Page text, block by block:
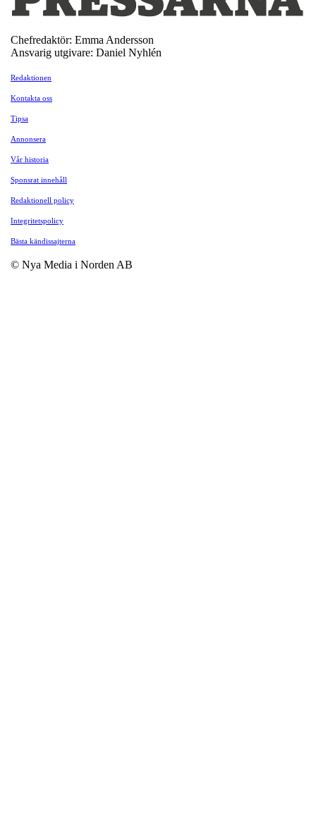
Chefredaktör: Emma Andersson
Ansvarig utgivare: Daniel Nyhlén
Redaktionen
Kontakta oss
Tipsa
Annonsera
Vår historia
Sponsrat innehåll
Redaktionell policy
Integritetspolicy
Bästa kändissajterna
© Nya Media i Norden AB